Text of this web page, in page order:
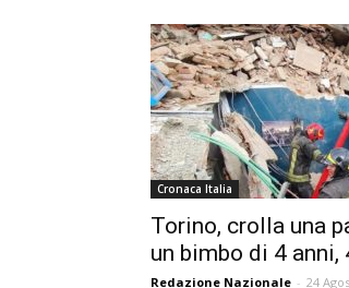
Cronaca Italia
Torino, crolla una
un bimbo di 4 anni,
Redazione Nazionale - 24